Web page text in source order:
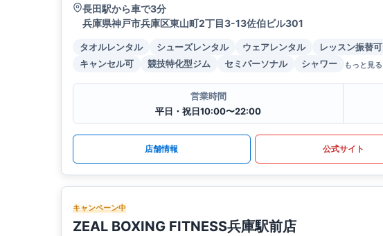
長田駅から車で3分
兵庫県神戸市兵庫区東山町2丁目3-13佐伯ビル301
タオルレンタル シューズレンタル ウェアレンタル
レッスン振替可
キャンセル可
競技特化型ジム セミパーソナル シャワー もっと見る
営業時間
平日・祝日10:00〜22:00
店舗情報 公式サイト
キャンペーン中
ZEAL BOXING FITNESS兵庫駅前店